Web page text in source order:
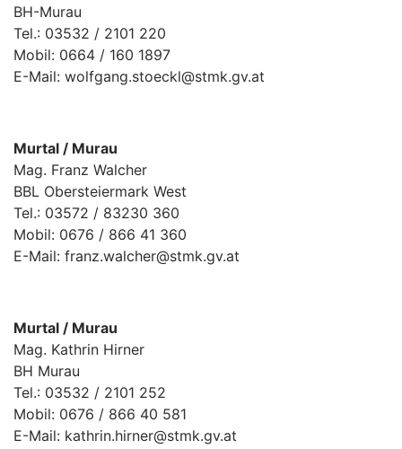
BH-Murau
Tel.: 03532 / 2101 220
Mobil: 0664 / 160 1897
E-Mail: wolfgang.stoeckl@stmk.gv.at
Murtal / Murau
Mag. Franz Walcher
BBL Obersteiermark West
Tel.: 03572 / 83230 360
Mobil: 0676 / 866 41 360
E-Mail: franz.walcher@stmk.gv.at
Murtal / Murau
Mag. Kathrin Hirner
BH Murau
Tel.: 03532 / 2101 252
Mobil: 0676 / 866 40 581
E-Mail: kathrin.hirner@stmk.gv.at